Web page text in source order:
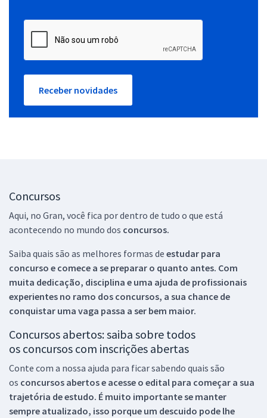
Receber novidades
Concursos
Aqui, no Gran, você fica por dentro de tudo o que está
acontecendo no mundo dos concursos.
Saiba quais são as melhores formas de estudar para
concurso e comece a se preparar o quanto antes. Com
muita dedicação, disciplina e uma ajuda de profissionais
experientes no ramo dos concursos, a sua chance de
conquistar uma vaga passa a ser bem maior.
Concursos abertos: saiba sobre todos
os concursos com inscrições abertas
Conte com a nossa ajuda para ficar sabendo quais são
os concursos abertos e acesse o edital para começar a sua
trajetória de estudo. É muito importante se manter
sempre atualizado, isso porque um descuido pode lhe